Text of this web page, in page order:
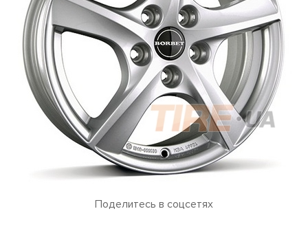
Поделитесь в соцсетях